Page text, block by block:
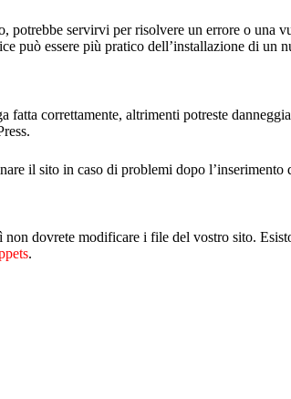
servirvi per risolvere un errore o una
può essere più pratico dell’installazione di un
fatta correttamente, altrimenti potreste
il sito in caso di problemi dopo l’inserimento
dovrete modificare i file del vostro sito.
.